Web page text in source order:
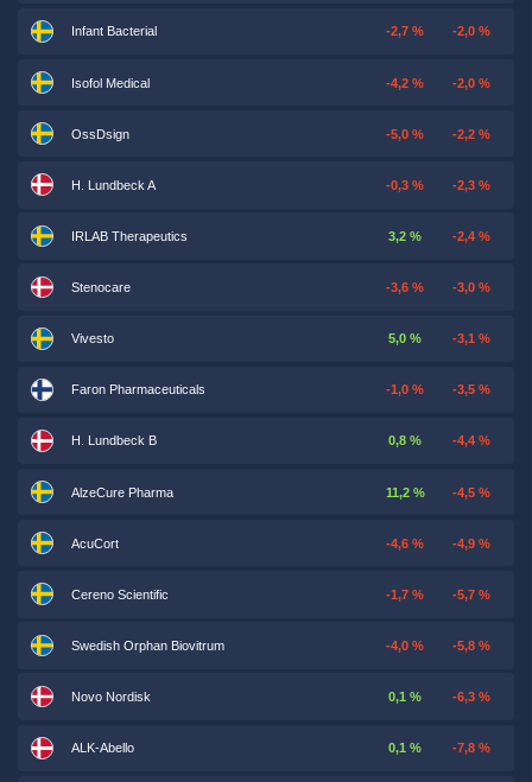
Infant Bacterial -2,7 % -2,0 %
Isofol Medical -4,2 % -2,0 %
OssDsign -5,0 % -2,2 %
H. Lundbeck A -0,3 % -2,3 %
IRLAB Therapeutics 3,2 % -2,4 %
Stenocare -3,6 % -3,0 %
Vivesto 5,0 % -3,1 %
Faron Pharmaceuticals -1,0 % -3,5 %
H. Lundbeck B 0,8 % -4,4 %
AlzeCure Pharma 11,2 % -4,5 %
AcuCort -4,6 % -4,9 %
Cereno Scientific -1,7 % -5,7 %
Swedish Orphan Biovitrum -4,0 % -5,8 %
Novo Nordisk 0,1 % -6,3 %
ALK-Abello 0,1 % -7,8 %